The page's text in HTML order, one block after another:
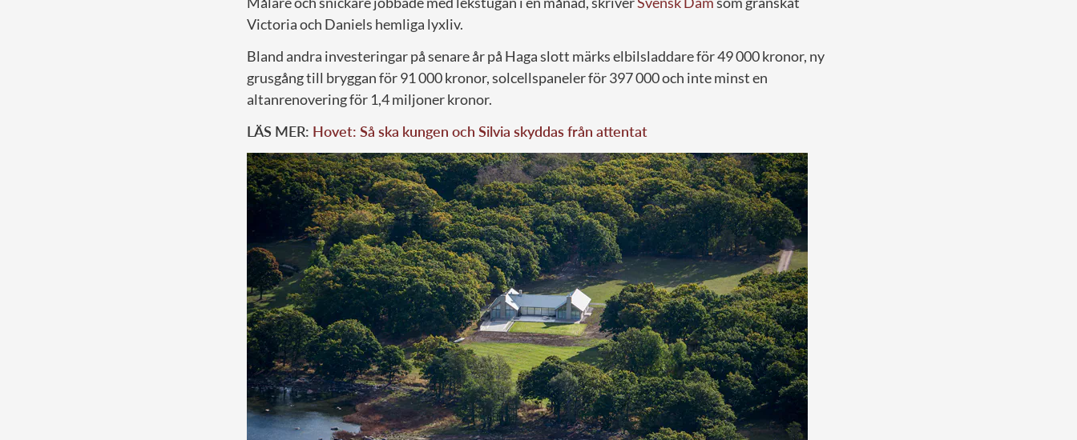
Victoria och Daniels hemliga lyxliv.
Bland andra investeringar på senare år på Haga slott märks elbilsladdare för 49 000 kronor, ny
grusgång till bryggan för 91 000 kronor, solcellspaneler för 397 000 och inte minst en
altanrenovering för 1,4 miljoner kronor.
LÄS MER: Hovet: Så ska kungen och Silvia skyddas från attentat